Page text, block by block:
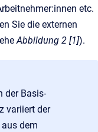
etc.
Sie die externen
Abbildung 2 [1]).
der Basis-
variiert der
dem